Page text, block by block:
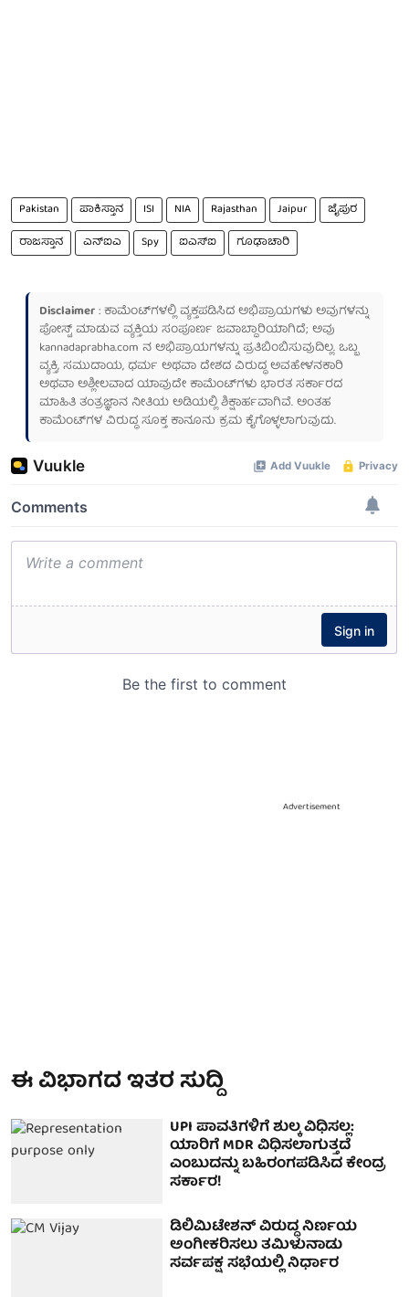
Pakistan ಪಾಕಿಸ್ತಾನ ISI NIA Rajasthan Jaipur
ಜೈಪುರ
ರಾಜಸ್ತಾನ
ಎನ್ಐಎ Spy ಐಎಸ್ಐ ಗೂಢಾಚಾರಿ
Disclaimer: ಕಾಮೆಂಟ್‌ಗಳಲ್ಲಿ ವ್ಯಕ್ತಪಡಿಸಿದ ಅಭಿಪ್ರಾಯಗಳು ಅವುಗಳನ್ನು
ಪೋಸ್ಟ್ ಮಾಡುವ ವ್ಯಕ್ತಿಯ ಸಂಪೂರ್ಣ ಜವಾಬ್ದಾರಿಯಾಗಿದೆ; ಅವು
kannadaprabha.com ನ ಅಭಿಪ್ರಾಯಗಳನ್ನು ಪ್ರತಿಬಿಂಬಿಸುವುದಿಲ್ಲ. ಒಬ್ಬ
ವ್ಯಕ್ತಿ, ಸಮುದಾಯ, ಧರ್ಮ ಅಥವಾ ದೇಶದ ವಿರುದ್ಧ ಅವಹೇಳನಕಾರಿ
ಅಥವಾ ಅಶ್ಲೀಲವಾದ ಯಾವುದೇ ಕಾಮೆಂಟ್‌ಗಳು ಭಾರತ ಸರ್ಕಾರದ
ಮಾಹಿತಿ ತಂತ್ರಜ್ಞಾನ ನೀತಿಯ ಅಡಿಯಲ್ಲಿ ಶಿಕ್ಷಾರ್ಹವಾಗಿವೆ. ಅಂತಹ
ಕಾಮೆಂಟ್‌ಗಳ ವಿರುದ್ಧ ಸೂಕ್ತ ಕಾನೂನು ಕ್ರಮ ಕೈಗೊಳ್ಳಲಾಗುವುದು.
Advertisement
ಈ ವಿಭಾಗದ ಇತರ ಸುದ್ದಿ
UPI ಪಾವತಿಗಳಿಗೆ ಶುಲ್ಕ ವಿಧಿಸಲ್ಲ:
ಯಾರಿಗೆ MDR ವಿಧಿಸಲಾಗುತ್ತದೆ
ಎಂಬುದನ್ನು ಬಹಿರಂಗಪಡಿಸಿದ ಕೇಂದ್ರ
ಸರ್ಕಾರ!
ಡಿಲಿಮಿಟೇಶನ್ ವಿರುದ್ಧ ನಿರ್ಣಯ
ಅಂಗೀಕರಿಸಲು ತಮಿಳುನಾಡು
ಸರ್ವಪಕ್ಷ ಸಭೆಯಲ್ಲಿ ನಿರ್ಧಾರ